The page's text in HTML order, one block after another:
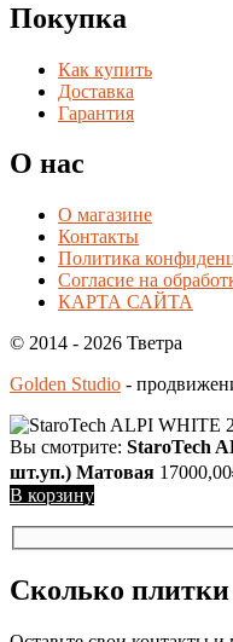
Покупка
Как купить
Доставка
Гарантия
О нас
О магазине
Контакты
Политика
Согласие на
КАРТА САЙТА
© 2014 - 2026 Тветра
Golden Studio -
Вы смотрите: StaroTech
шт.уп.) Матовая 17000,00
В корзину
Сколько плитки